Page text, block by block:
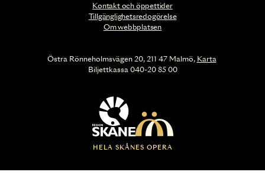
Kontakt och öppettider
Tillgänglighetsredogörelse
Om webbplatsen
HELA SKÅNES OPERA
Östra Rönneholmsvägen 20, 211 47 Malmö, Karta
Biljettkassa 040-20 85 00